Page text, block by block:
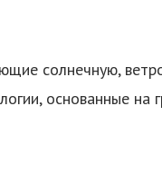
солнечную,
основанные на